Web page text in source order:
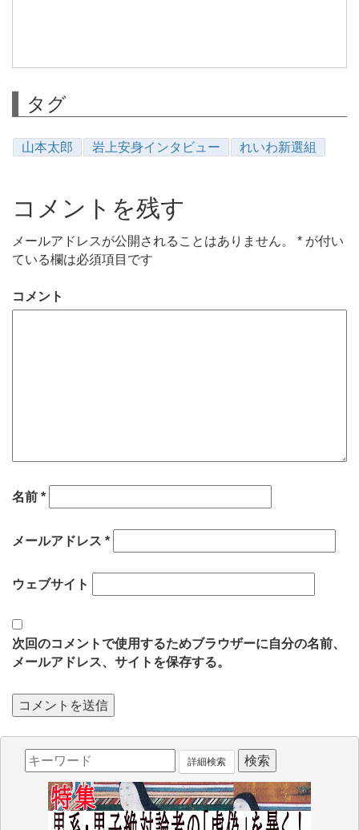
タグ
山本太郎 岩上安身インタビュー れいわ新選組
コメントを残す
メールアドレスが公開されることはありません。 * が付い
ている欄は必須項目です
コメント
名前 *
メールアドレス *
ウェブサイト
次回のコメントで使用するためブラウザーに自分の名前、
メールアドレス、サイトを保存する。
詳細検索